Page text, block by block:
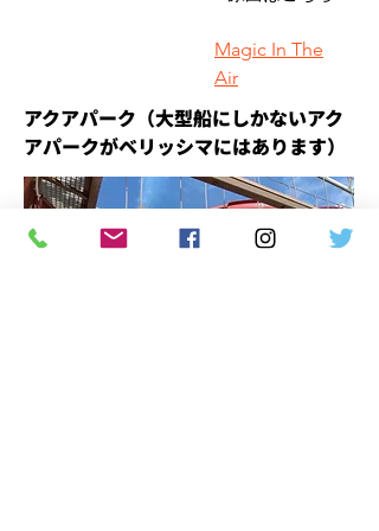
Magic In The
Air
アクアパーク（大型船にしかないアク
アパークがベリッシマにはあります）